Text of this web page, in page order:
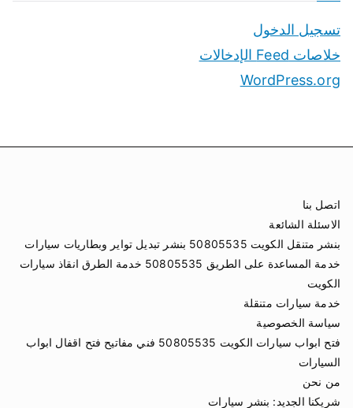
تسجيل الدخول
خلاصات Feed الإدخالات
WordPress.org
اتصل بنا
الاسئلة الشائعة
بنشر متنقل الكويت 50805535 بنشر تبديل تواير وبطاريات سيارات
خدمة المساعدة على الطريق 50805535 خدمة الطرق انقاذ سيارات
الكويت
خدمة سيارات متنقلة
سياسة الخصوصية
فتح ابواب سيارات الكويت 50805535 فني مفاتيح فتح اقفال ابواب
السيارات
من نحن
شريكنا الجديد: بنشر سيارات